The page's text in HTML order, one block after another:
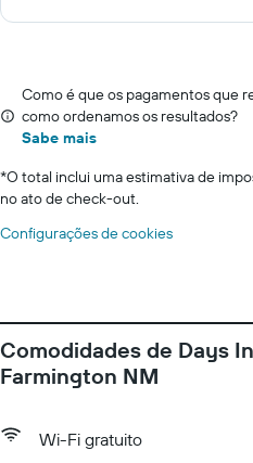
Como é que os pagamentos que
como ordenamos os resultados?
Sabe mais
*O total inclui uma estimativa de
no ato de check-out.
Configurações de cookies
Comodidades de Days
Farmington NM
Wi-Fi gratuito